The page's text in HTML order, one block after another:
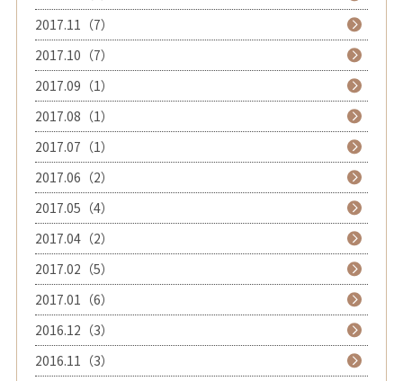
2017.11（7）
2017.10（7）
2017.09（1）
2017.08（1）
2017.07（1）
2017.06（2）
2017.05（4）
2017.04（2）
2017.02（5）
2017.01（6）
2016.12（3）
2016.11（3）